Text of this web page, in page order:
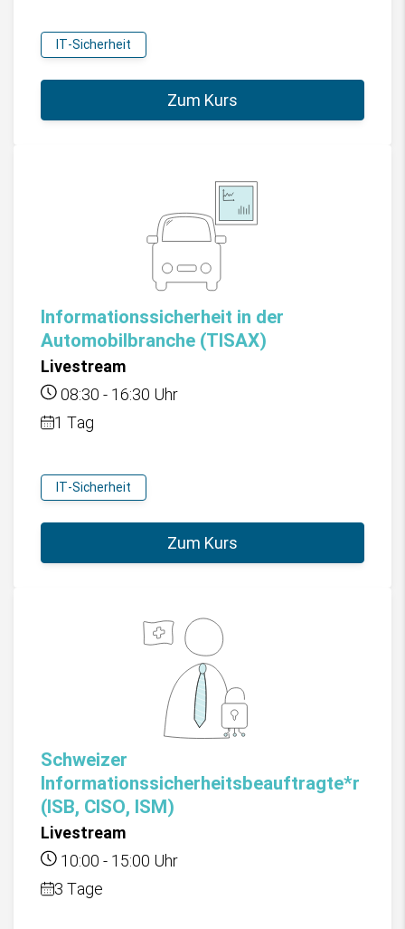
IT-Sicherheit
Zum Kurs
Informationssicherheit in der
Automobilbranche (TISAX)
Livestream
08:30 - 16:30 Uhr
1 Tag
IT-Sicherheit
Zum Kurs
Schweizer
Informationssicherheitsbeauftragte*r
(ISB, CISO, ISM)
Livestream
10:00 - 15:00 Uhr
3 Tage